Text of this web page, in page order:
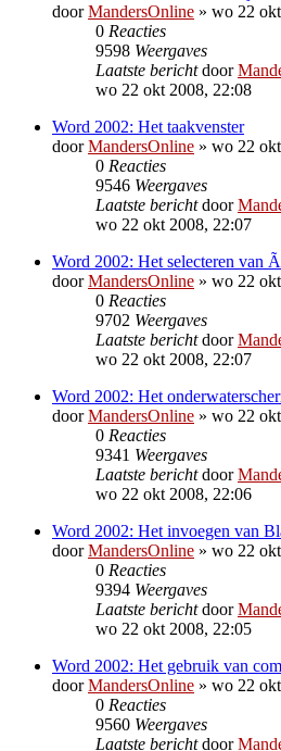
doorMandersOnline » wo 22
0 Reacties
9598 Weergaves
Laatste berichtdoor
wo 22 okt 2008, 22:08
Word 2002: Het taakvenster
doorMandersOnline » wo 22
0 Reacties
9546 Weergaves
Laatste berichtdoor
wo 22 okt 2008, 22:07
Word 2002: Het selecteren
doorMandersOnline » wo 22
0 Reacties
9702 Weergaves
Laatste berichtdoor
wo 22 okt 2008, 22:07
Word 2002: Het
doorMandersOnline » wo 22
0 Reacties
9341 Weergaves
Laatste berichtdoor
wo 22 okt 2008, 22:06
Word 2002: Het invoegen van
doorMandersOnline » wo 22
0 Reacties
9394 Weergaves
Laatste berichtdoor
wo 22 okt 2008, 22:05
Word 2002: Het gebruik van
doorMandersOnline » wo 22
0 Reacties
9560 Weergaves
Laatste berichtdoor